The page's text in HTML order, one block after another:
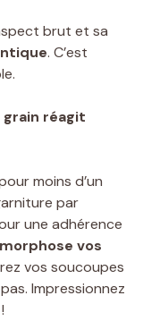
brut et sa
. C’est
grain réagit
moins d’un
par
une adhérence
vos
vos soucoupes
Impressionnez